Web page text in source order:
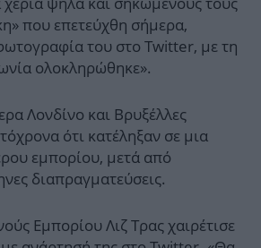
που επετεύχθη σήμερα,
του στο Twitter, με τη
ολοκληρώθηκε».
Λονδίνο και Βρυξέλλες
ότι κατέληξαν σε μια
εμπορίου, μετά από
διαπραγματεύσεις.
Εμπορίου Λιζ Τρας χαιρέτισε